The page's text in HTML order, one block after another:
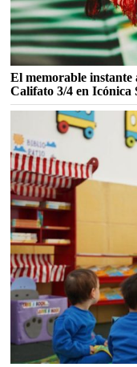
El memorable
Califato 3/4 en Icónica